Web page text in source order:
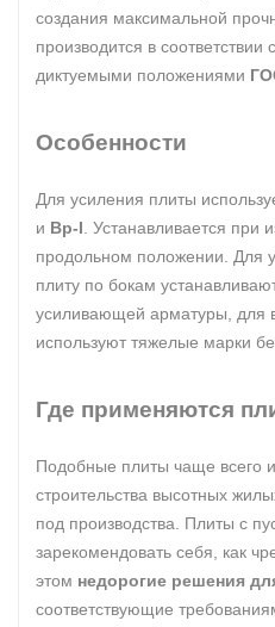
создания максимальной
производится в
диктуемыми положениями
Особенности
Для усиления плиты
и Вр-I . Устанавливается при
продольном положении. Для
плиту по бокам
усиливающей арматуры, для
используют тяжелые марки
Где применяются
Подобные плиты чаще всего
строительства высотных
под производства. Плиты с
зарекомендовать себя, как
этом недорогие решения
соответствующие